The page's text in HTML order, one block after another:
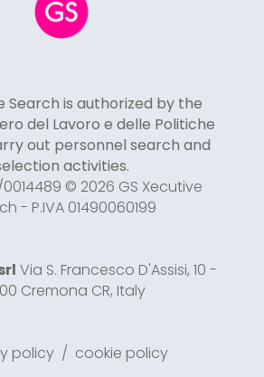
Search is authorized by the
del Lavoro e delle Politiche
out personnel search and
activities.
© 2026 GS Xecutive
- P.IVA 01490060199
Via S. Francesco D'Assisi, 10 -
Cremona CR, Italy
policy/ cookie policy